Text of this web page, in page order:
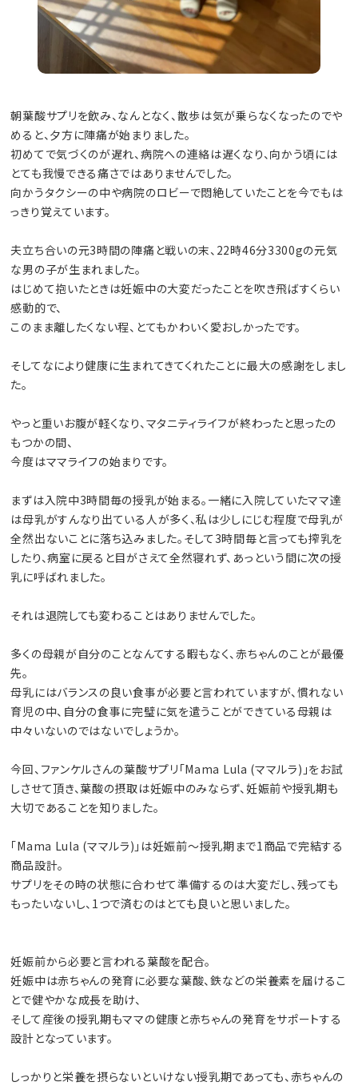
朝葉酸サプリを飲み、なんとなく、散歩は気が乗らなくなったのでや
めると、夕方に陣痛が始まりました。
初めてで気づくのが遅れ、病院への連絡は遅くなり、向かう頃には
とても我慢できる痛さではありませんでした。
向かうタクシーの中や病院のロビーで悶絶していたことを今でもは
っきり覚えています。
夫立ち合いの元3時間の陣痛と戦いの末、22時46分3300gの元気
な男の子が生まれました。
はじめて抱いたときは妊娠中の大変だったことを吹き飛ばすくらい
感動的で、
このまま離したくない程、とてもかわいく愛おしかったです。
そしてなにより健康に生まれてきてくれたことに最大の感謝をしまし
た。
やっと重いお腹が軽くなり、マタニティライフが終わったと思ったの
もつかの間、
今度はママライフの始まりです。
まずは入院中3時間毎の授乳が始まる。一緒に入院していたママ達
は母乳がすんなり出ている人が多く、私は少しにじむ程度で母乳が
全然出ないことに落ち込みました。そして3時間毎と言っても搾乳を
したり、病室に戻ると目がさえて全然寝れず、あっという間に次の授
乳に呼ばれました。
それは退院しても変わることはありませんでした。
多くの母親が自分のことなんてする暇もなく、赤ちゃんのことが最優
先。
母乳にはバランスの良い食事が必要と言われていますが、慣れない
育児の中、自分の食事に完璧に気を遣うことができている母親は
中々いないのではないでしょうか。
今回、ファンケルさんの葉酸サプリ「Mama Lula (ママルラ)」をお試
しさせて頂き、葉酸の摂取は妊娠中のみならず、妊娠前や授乳期も
大切であることを知りました。
「Mama Lula (ママルラ)」は妊娠前～授乳期まで1商品で完結する
商品設計。
サプリをその時の状態に合わせて準備するのは大変だし、残っても
もったいないし、1つで済むのはとても良いと思いました。
妊娠前から必要と言われる葉酸を配合。
妊娠中は赤ちゃんの発育に必要な葉酸、鉄などの栄養素を届けるこ
とで健やかな成長を助け、
そして産後の授乳期もママの健康と赤ちゃんの発育をサポートする
設計となっています。
しっかりと栄養を摂らないといけない授乳期であっても、赤ちゃんの